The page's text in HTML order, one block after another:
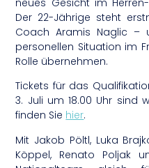
Der 22-Jährige steht
Coach Aramis Naglic –
personellen Situation im
Rolle übernehmen.
Tickets für das
3. Juli um 18.00 Uhr sind
finden Sie hier.
Mit Jakob Pöltl, Luka
Köppel, Renato Poljak